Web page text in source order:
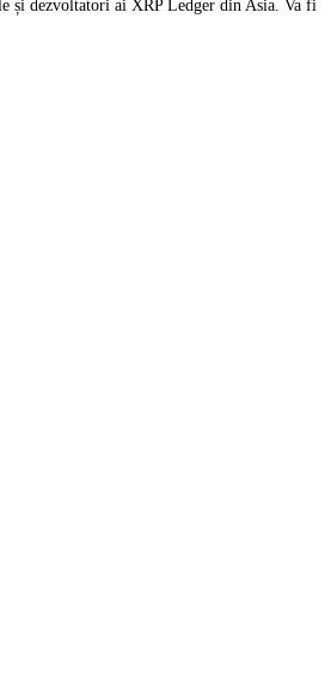
și dezvoltatori ai XRP Ledger din Asia. Va fi